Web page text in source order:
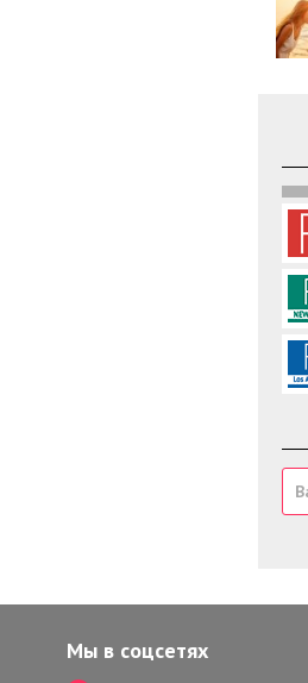
Мы в соцсетях